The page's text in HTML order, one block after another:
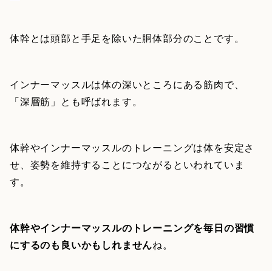
体幹とは頭部と手足を除いた胴体部分のことです。
インナーマッスルは体の深いところにある筋肉で、
「深層筋」とも呼ばれます。
体幹やインナーマッスルのトレーニングは体を安定さ
せ、姿勢を維持することにつながるといわれていま
す。
体幹やインナーマッスルのトレーニングを毎日の習慣
にするのも良いかもしれませんね。